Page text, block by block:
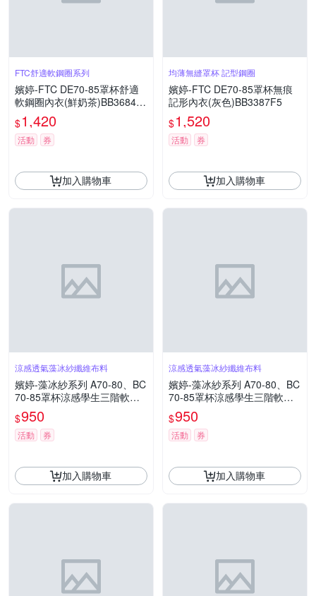
FTC舒適軟鋼圈系列
嬪婷-FTC DE70-85罩杯舒適
軟鋼圈內衣(鮮奶茶)BB3684T
$1,420
活動 券
加入購物車
均薄無縫罩杯 記型鋼圈
嬪婷-FTC DE70-85罩杯無痕
記形內衣(灰色)BB3387F5
$1,520
活動 券
加入購物車
涼感透氣藻冰紗纖維布料
嬪婷-藻冰紗系列 A70-80、BC
70-85罩杯涼感學生三階軟鋼
圈內衣(雲朵白)BB2401CR
$950
活動 券
加入購物車
涼感透氣藻冰紗纖維布料
嬪婷-藻冰紗系列 A70-80、BC
70-85罩杯涼感學生三階軟鋼
圈內衣(甜心紫)BB2401L6
$950
活動 券
加入購物車